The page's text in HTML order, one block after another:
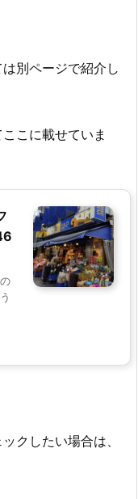
別ページで紹介し
こに載せていま
クしたい場合は、